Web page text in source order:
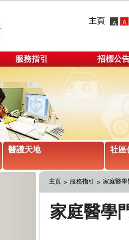
主頁
服務指引 招標公
醫護天地 社區
主頁 服務指引 家庭醫學